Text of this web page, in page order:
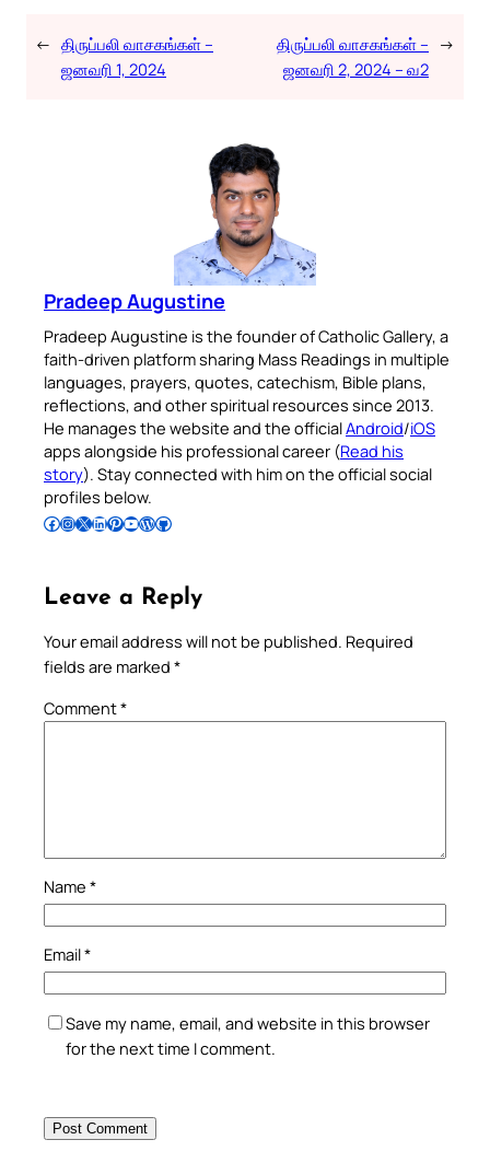
← திருப்பலி வாசகங்கள் –
ஜனவரி 1, 2024
திருப்பலி வாசகங்கள் –
ஜனவரி 2, 2024 – வ2
→
Pradeep Augustine
Pradeep Augustine is the founder of Catholic Gallery, a
faith-driven platform sharing Mass Readings in multiple
languages, prayers, quotes, catechism, Bible plans,
reflections, and other spiritual resources since 2013.
He manages the website and the officialAndroid/iOS
apps alongside his professional career (Read his
story). Stay connected with him on the official social
profiles below.
Follow Pradeep on Facebook Follow Pradeep on InstagramFollow Pradeep on X Follow Pradeep on LinkedIn Follow Pradeep on Pinterest Subscribe to Pradeep’s Youtube Channel Follow Pradeep on WordPress Follow Pradeep on GitHub
Leave a Reply
Your email address will not be published. Required
fields are marked *
Comment*
Name *
Email*
Save my name, email, and website in this browser
for the next time I comment.